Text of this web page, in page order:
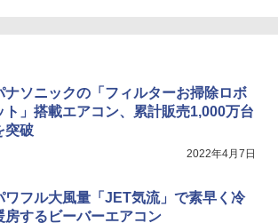
ナソニックの「フィルターお掃除ロボ
ト」搭載エアコン、累計販売1,000万台
突破
2022年4月7日
ワフル大風量「JET気流」で素早く冷
房するビーバーエアコン